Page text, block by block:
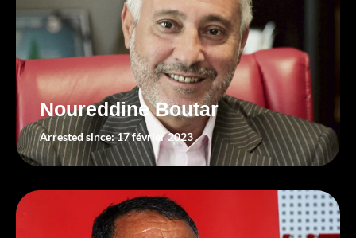
Noureddine Boutar
Arrested since: 17 février 2023